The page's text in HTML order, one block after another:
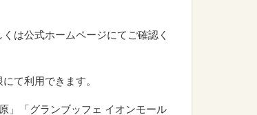
は公式ホームページにてご確認く
て利用できます。
」「グランブッフェ イオンモール